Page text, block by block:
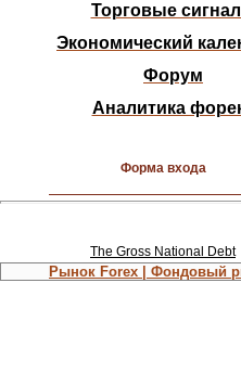
Торговые
Экономический
Форум
Аналитика
Форма входа
The Gross National Debt
Рынок Forex | Фондовый